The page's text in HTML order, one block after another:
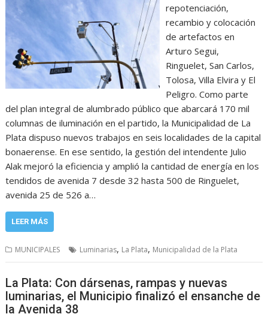
repotenciación,
recambio y colocación
de artefactos en
Arturo Segui,
Ringuelet, San Carlos,
Tolosa, Villa Elvira y El
Peligro. Como parte
del plan integral de alumbrado público que abarcará 170 mil
columnas de iluminación en el partido, la Municipalidad de La
Plata dispuso nuevos trabajos en seis localidades de la capital
bonaerense. En ese sentido, la gestión del intendente Julio
Alak mejoró la eficiencia y amplió la cantidad de energía en los
tendidos de avenida 7 desde 32 hasta 500 de Ringuelet,
avenida 25 de 526 a…
LEER MÁS
MUNICIPALES Luminarias, La Plata, Municipalidad de la Plata
La Plata: Con dársenas, rampas y nuevas
luminarias, el Municipio finalizó el ensanche de
la Avenida 38